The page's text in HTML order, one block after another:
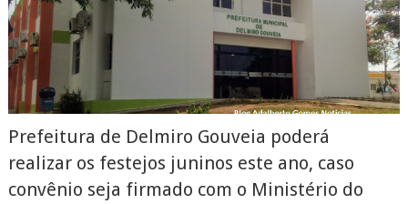
Prefeitura de Delmiro Gouveia poderá
realizar os festejos juninos este ano, caso
convênio seja firmado com o Ministério do